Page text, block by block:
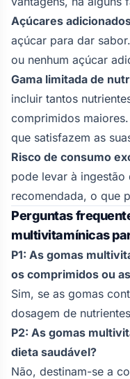
Açúcares
açúcar para dar
ou nenhum açúcar
Gama limitada de
incluir tantos
comprimidos
que satisfazem as
Risco de consumo
pode levar à
recomendada, o que
Perguntas
multivitamínicas
P1: As gomas
os comprimidos ou
Sim, se as gomas
dosagem de
P2: As gomas
dieta saudável?
Não, destinam-se a